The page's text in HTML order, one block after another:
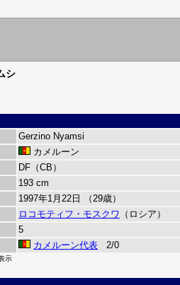
シ
Gerzino Nyamsi
カメルーン
DF（CB）
193 cm
1997年1月22日 （29歳）
ロコモティフ・モスクワ
（ロシア）
5
カメルーン代表 2/0
示